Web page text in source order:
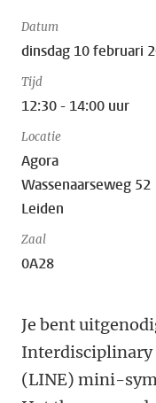
Datum
dinsdag 10 februari
Tijd
12:30 - 14:00 uur
Locatie
Agora
Wassenaarseweg 52
Leiden
Zaal
0A28
Je bent
(LINE) mini-